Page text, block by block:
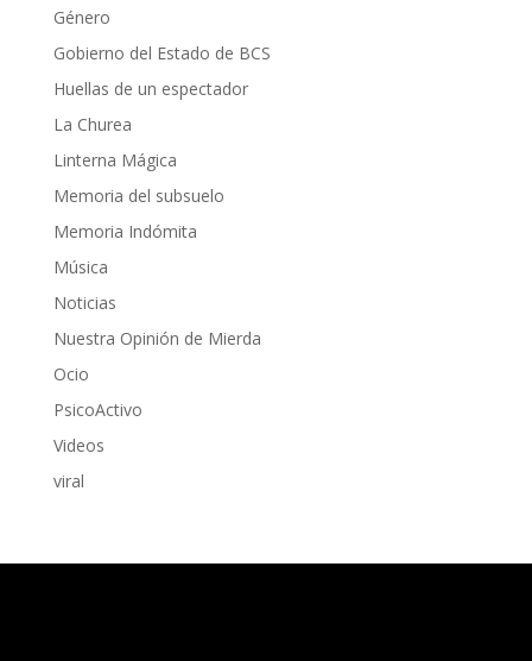
Género
Gobierno del Estado de BCS
Huellas de un espectador
La Churea
Linterna Mágica
Memoria del subsuelo
Memoria Indómita
Música
Noticias
Nuestra Opinión de Mierda
Ocio
PsicoActivo
Videos
viral